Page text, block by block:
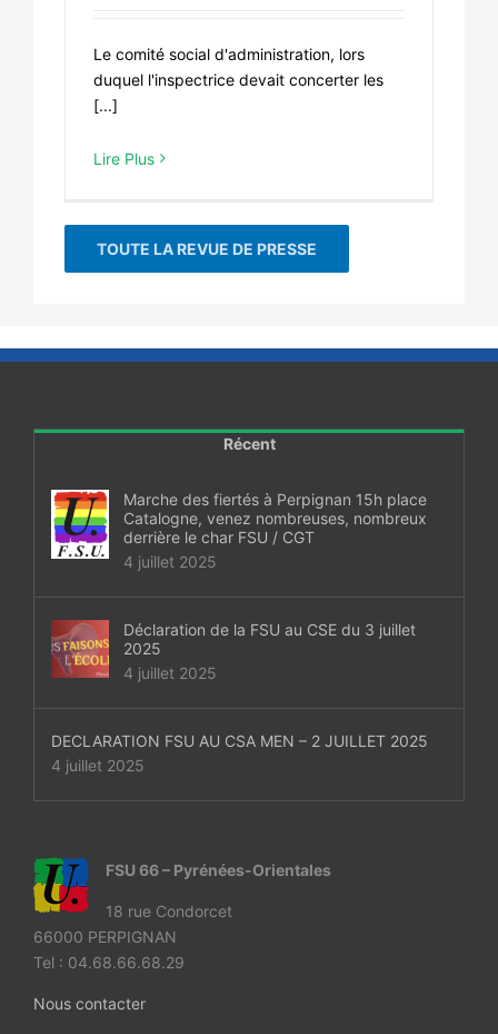
Le comité social d'administration, lors
duquel l'inspectrice devait concerter les
[...]
Lire Plus
TOUTE LA REVUE DE PRESSE
Récent
Marche des fiertés à Perpignan 15h place
Catalogne, venez nombreuses, nombreux
derrière le char FSU / CGT
4 juillet 2025
Déclaration de la FSU au CSE du 3 juillet
2025
4 juillet 2025
DECLARATION FSU AU CSA MEN – 2 JUILLET 2025
4 juillet 2025
FSU 66 – Pyrénées-Orientales
18 rue Condorcet
66000 PERPIGNAN
Tel : 04.68.66.68.29
Nous contacter